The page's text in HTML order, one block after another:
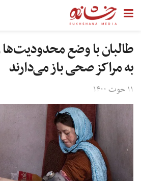
طالبان با وضع محدودیت‌ها
به مراکز صحی باز می‌دارند
۱۱ حوت ۱۴۰۰